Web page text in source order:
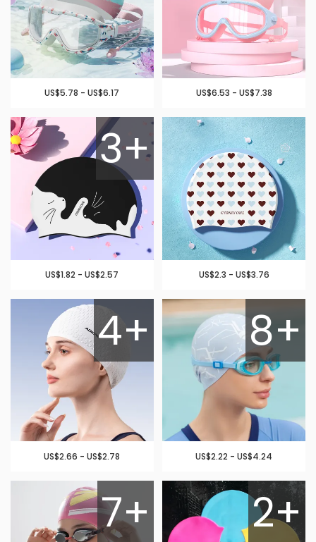
US$5.78 - US$6.17 US$6.53 - US$7.38
3+
US$1.82 - US$2.57 US$2.3 - US$3.76
4+
US$2.66 - US$2.78
8+
US$2.22 - US$4.24
7+ 2+